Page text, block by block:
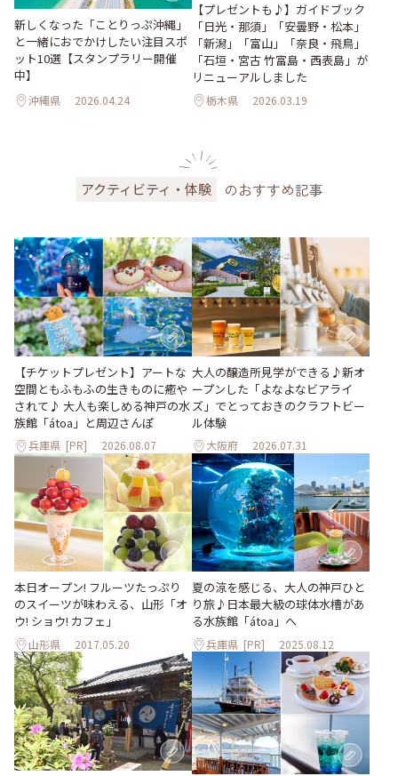
新しくなった「ことりっぷ沖縄」
と一緒におでかけしたい注目スポ
ット10選【スタンプラリー開催
中】
沖縄県 2026.04.24
【プレゼントも♪】ガイドブック
「日光・那須」「安曇野・松本」
「新潟」「富山」「奈良・飛鳥」
「石垣・宮古 竹富島・西表島」が
リニューアルしました
栃木県 2026.03.19
アクティビティ・体験 のおすすめ記事
【チケットプレゼント】アートな
空間ともふもふの生きものに癒や
されて♪ 大人も楽しめる神戸の水
族館「átoa」と周辺さんぽ
兵庫県 [PR] 2026.08.07
大人の醸造所見学ができる♪新オ
ープンした「よなよなビアライ
ズ」でとっておきのクラフトビー
ル体験
大阪府 2026.07.31
本日オープン! フルーツたっぷり
のスイーツが味わえる、山形「オ
ウ! ショウ! カフェ」
山形県 2017.05.20
夏の涼を感じる、大人の神戸ひと
り旅♪日本最大級の球体水槽があ
る水族館「átoa」へ
兵庫県 [PR] 2025.08.12